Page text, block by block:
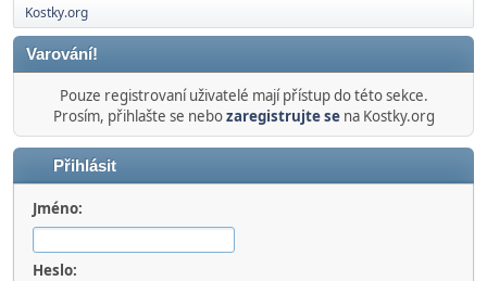
Kostky.org
Varování!
Pouze registrovaní uživatelé mají přístup do této sekce.
Prosím, přihlašte se nebozaregistrujte sena Kostky.org
Přihlásit
Jméno:
Heslo: